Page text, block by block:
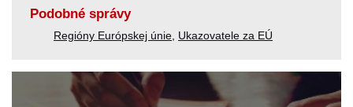
Podobné správy
Regióny Európskej únie Ukazovatele za EÚ